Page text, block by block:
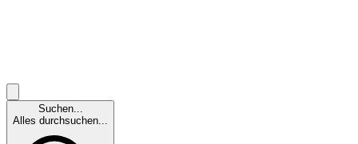
Suchen...
Alles durchsuchen...